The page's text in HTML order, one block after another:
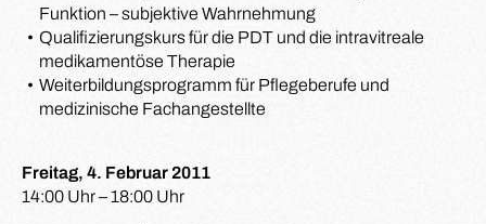
Funktion – subjektive Wahrnehmung
Qualifizierungskurs für die PDT und die intravitreale
medikamentöse Therapie
Weiterbildungsprogramm für Pflegeberufe und
medizinische Fachangestellte
Freitag, 4. Februar 2011
14:00 Uhr – 18:00 Uhr